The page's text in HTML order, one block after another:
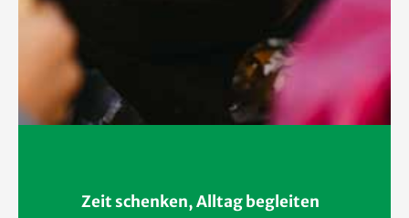
Zeit schenken, Alltag begleiten